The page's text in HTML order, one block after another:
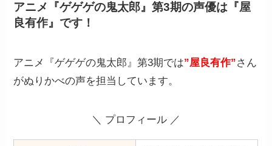
アニメ『ゲゲゲの鬼太郎』第3期の声優は『屋
良有作』です！
アニメ『ゲゲゲの鬼太郎』第3期では”屋良有作”さん
がぬりかべの声を担当しています。
＼ プロフィール ／